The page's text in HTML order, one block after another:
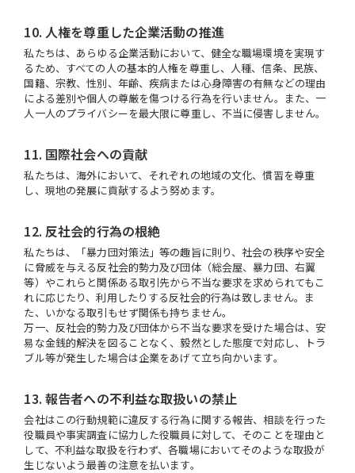
10. 人権を尊重した企業活動の推進
私たちは、あらゆる企業活動において、健全な職場環境を実現す
るため、すべての人の基本的人権を尊重し、人種、信条、民族、
国籍、宗教、性別、年齢、疾病または心身障害の有無などの理由
による差別や個人の尊厳を傷つける行為を行いません。また、一
人一人のプライバシーを最大限に尊重し、不当に侵害しません。
11. 国際社会への貢献
私たちは、海外において、それぞれの地域の文化、慣習を尊重
し、現地の発展に貢献するよう努めます。
12. 反社会的行為の根絶
私たちは、「暴力団対策法」等の趣旨に則り、社会の秩序や安全
に脅威を与える反社会的勢力及び団体（総会屋、暴力団、右翼
等）やこれらと関係ある取引先から不当な要求を求められてもこ
れに応じたり、利用したりする反社会的行為は致しません。ま
た、いかなる取引もせず関係も持ちません。
万一、反社会的勢力及び団体から不当な要求を受けた場合は、安
易な金銭的解決を図ることなく、毅然とした態度で対応し、トラ
ブル等が発生した場合は企業をあげて立ち向かいます。
13. 報告者への不利益な取扱いの禁止
会社はこの行動規範に違反する行為に関する報告、相談を行った
役職員や事実調査に協力した役職員に対して、そのことを理由と
して、不利益な取扱を行わず、各職場においてそのような取扱が
生じないよう最善の注意を払います。